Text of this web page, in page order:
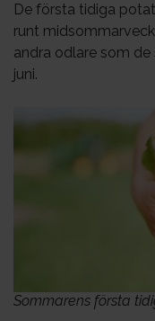
De första tidiga
runt
andra odlare som
juni.
Sommarens första